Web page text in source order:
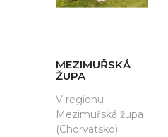
MEZIMUŘSKÁ
ŽUPA
V regionu
Mezimuřská župa
(Chorvatsko)